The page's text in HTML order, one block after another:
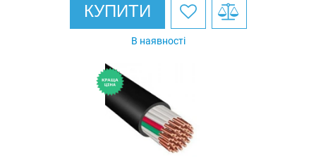
КУПИТИ
В наявності